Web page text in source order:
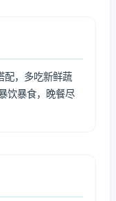
配，多吃新鲜蔬
饮暴食，晚餐尽